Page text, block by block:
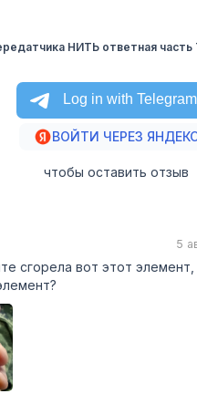
НИТЬ ответная часть
ВОЙТИ ЧЕРЕЗ
чтобы оставить отзыв
5
сгорела вот этот